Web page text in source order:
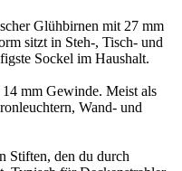
Glühbirnen mit 27 mm
sitzt in Steh-, Tisch- und
Sockel im Haushalt.
mm Gewinde. Meist als
Wand- und
Stiften, den du durch